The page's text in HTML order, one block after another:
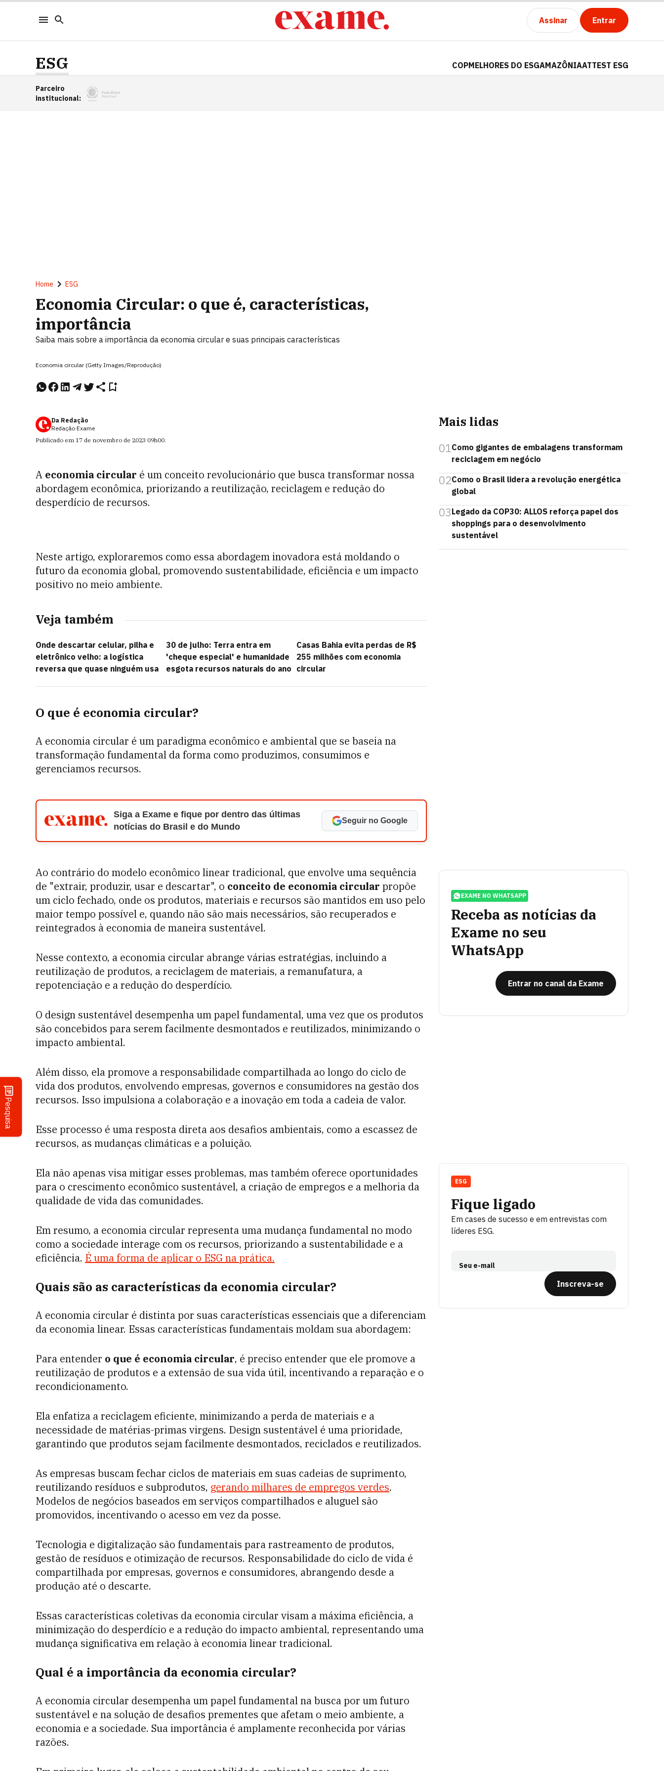
Assinar Entrar
Pesquisa
ESG COPMELHORES DO ESGAMAZÔNIAATTEST ESG
Parceiro
institucional:
Home ESG
Economia Circular: o que é, características,
importância
Saiba mais sobre a importância da economia circular e suas principais características
Economia circular (Getty Images/Reprodução)
Da Redação
Redação Exame
Publicado em 17 de novembro de 2023 09h00.
A economia circular é um conceito revolucionário que busca transformar nossa
abordagem econômica, priorizando a reutilização, reciclagem e redução do
desperdício de recursos.
Neste artigo, exploraremos como essa abordagem inovadora está moldando o
futuro da economia global, promovendo sustentabilidade, eficiência e um impacto
positivo no meio ambiente.
Veja também
Onde descartar celular, pilha e
eletrônico velho: a logística
reversa que quase ninguém usa
30 de julho: Terra entra em
'cheque especial' e humanidade
esgota recursos naturais do ano
Casas Bahia evita perdas de R$
255 milhões com economia
circular
O que é economia circular?
A economia circular é um paradigma econômico e ambiental que se baseia na
transformação fundamental da forma como produzimos, consumimos e
gerenciamos recursos.
Siga a Exame e fique por dentro das últimas
notícias do Brasil e do Mundo
Seguir no Google
Ao contrário do modelo econômico linear tradicional, que envolve uma sequência
de "extrair, produzir, usar e descartar", o conceito de economia circular propõe
um ciclo fechado, onde os produtos, materiais e recursos são mantidos em uso pelo
maior tempo possível e, quando não são mais necessários, são recuperados e
reintegrados à economia de maneira sustentável.
Nesse contexto, a economia circular abrange várias estratégias, incluindo a
reutilização de produtos, a reciclagem de materiais, a remanufatura, a
repotenciação e a redução do desperdício.
O design sustentável desempenha um papel fundamental, uma vez que os produtos
são concebidos para serem facilmente desmontados e reutilizados, minimizando o
impacto ambiental.
Além disso, ela promove a responsabilidade compartilhada ao longo do ciclo de
vida dos produtos, envolvendo empresas, governos e consumidores na gestão dos
recursos. Isso impulsiona a colaboração e a inovação em toda a cadeia de valor.
Esse processo é uma resposta direta aos desafios ambientais, como a escassez de
recursos, as mudanças climáticas e a poluição.
Ela não apenas visa mitigar esses problemas, mas também oferece oportunidades
para o crescimento econômico sustentável, a criação de empregos e a melhoria da
qualidade de vida das comunidades.
Em resumo, a economia circular representa uma mudança fundamental no modo
como a sociedade interage com os recursos, priorizando a sustentabilidade e a
eficiência. É uma forma de aplicar o ESG na prática.
Quais são as características da economia circular?
A economia circular é distinta por suas características essenciais que a diferenciam
da economia linear. Essas características fundamentais moldam sua abordagem:
Para entender o que é economia circular, é preciso entender que ele promove a
reutilização de produtos e a extensão de sua vida útil, incentivando a reparação e o
recondicionamento.
Ela enfatiza a reciclagem eficiente, minimizando a perda de materiais e a
necessidade de matérias-primas virgens. Design sustentável é uma prioridade,
garantindo que produtos sejam facilmente desmontados, reciclados e reutilizados.
As empresas buscam fechar ciclos de materiais em suas cadeias de suprimento,
reutilizando resíduos e subprodutos, gerando milhares de empregos verdes.
Modelos de negócios baseados em serviços compartilhados e aluguel são
promovidos, incentivando o acesso em vez da posse.
Tecnologia e digitalização são fundamentais para rastreamento de produtos,
gestão de resíduos e otimização de recursos. Responsabilidade do ciclo de vida é
compartilhada por empresas, governos e consumidores, abrangendo desde a
produção até o descarte.
Essas características coletivas da economia circular visam a máxima eficiência, a
minimização do desperdício e a redução do impacto ambiental, representando uma
mudança significativa em relação à economia linear tradicional.
Qual é a importância da economia circular?
A economia circular desempenha um papel fundamental na busca por um futuro
sustentável e na solução de desafios prementes que afetam o meio ambiente, a
economia e a sociedade. Sua importância é amplamente reconhecida por várias
razões.
Mais lidas
01Como gigantes de embalagens transformam
reciclagem em negócio
02Como o Brasil lidera a revolução energética
global
03Legado da COP30: ALLOS reforça papel dos
shoppings para o desenvolvimento
sustentável
EXAME NO WHATSAPP
Receba as notícias da
Exame no seu
WhatsApp
Entrar no canal da Exame
Fique ligado
Em cases de sucesso e em entrevistas com
líderes ESG.
Seu e-mail
Inscreva-se
ESG